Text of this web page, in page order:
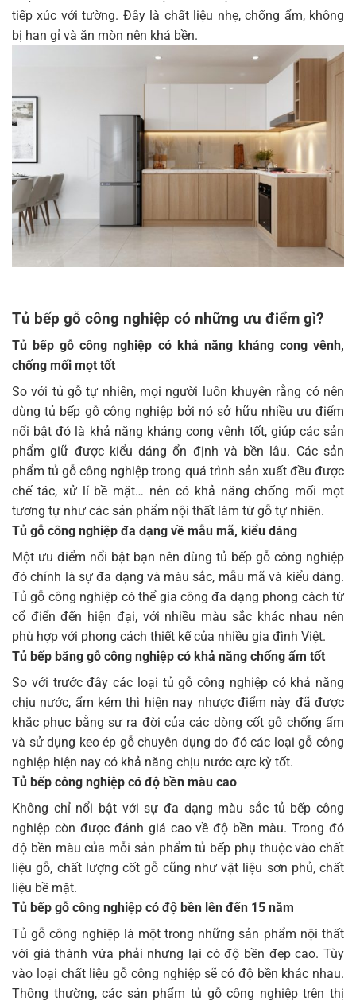
tiếp xúc với tường. Đây là chất liệu nhẹ, chống ẩm, không
bị han gỉ và ăn mòn nên khá bền.
Tủ bếp gỗ công nghiệp có những ưu điểm gì?
Tủ bếp gỗ công nghiệp có khả năng kháng cong vênh,
chống mối mọt tốt
So với tủ gỗ tự nhiên, mọi người luôn khuyên rằng có nên
dùng tủ bếp gỗ công nghiệp bởi nó sở hữu nhiều ưu điểm
nổi bật đó là khả năng kháng cong vênh tốt, giúp các sản
phẩm giữ được kiểu dáng ổn định và bền lâu. Các sản
phẩm tủ gỗ công nghiệp trong quá trình sản xuất đều được
chế tác, xử lí bề mặt… nên có khả năng chống mối mọt
tương tự như các sản phẩm nội thất làm từ gỗ tự nhiên.
Tủ gỗ công nghiệp đa dạng về mẫu mã, kiểu dáng
Một ưu điểm nổi bật bạn nên dùng tủ bếp gỗ công nghiệp
đó chính là sự đa dạng và màu sắc, mẫu mã và kiểu dáng.
Tủ gỗ công nghiệp có thể gia công đa dạng phong cách từ
cổ điển đến hiện đại, với nhiều màu sắc khác nhau nên
phù hợp với phong cách thiết kế của nhiều gia đình Việt.
Tủ bếp bằng gỗ công nghiệp có khả năng chống ẩm tốt
So với trước đây các loại tủ gỗ công nghiệp có khả năng
chịu nước, ẩm kém thì hiện nay nhược điểm này đã được
khắc phục bằng sự ra đời của các dòng cốt gỗ chống ẩm
và sử dụng keo ép gỗ chuyên dụng do đó các loại gỗ công
nghiệp hiện nay có khả năng chịu nước cực kỳ tốt.
Tủ bếp công nghiệp có độ bền màu cao
Không chỉ nổi bật với sự đa dạng màu sắc tủ bếp công
nghiệp còn được đánh giá cao về độ bền màu. Trong đó
độ bền màu của mỗi sản phẩm tủ bếp phụ thuộc vào chất
liệu gỗ, chất lượng cốt gỗ cũng như vật liệu sơn phủ, chất
liệu bề mặt.
Tủ bếp gỗ công nghiệp có độ bền lên đến 15 năm
Tủ gỗ công nghiệp là một trong những sản phẩm nội thất
với giá thành vừa phải nhưng lại có độ bền đẹp cao. Tùy
vào loại chất liệu gỗ công nghiệp sẽ có độ bền khác nhau.
Thông thường, các sản phẩm tủ gỗ công nghiệp trên thị